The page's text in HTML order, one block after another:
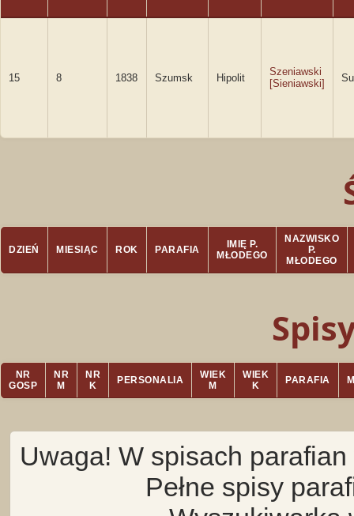
15 8 1838 Szumsk Hipolit
Szeniawski
[Sieniawski]
DZIEŃ MIESIĄC ROK PARAFIA
IMIĘ P.
MŁODEGO
NAZWISKO
P.
MŁODEGO
NR
GOSP
NR
M
NR
K
PERSONALIA
WIEK
M
WIEK
K
PARAFIA
Uwaga! W spisach
Pełne spisy